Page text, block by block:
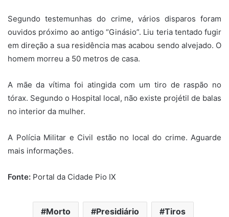
Segundo testemunhas do crime, vários disparos foram
ouvidos próximo ao antigo “Ginásio”. Liu teria tentado fugir
em direção a sua residência mas acabou sendo alvejado. O
homem morreu a 50 metros de casa.
A mãe da vítima foi atingida com um tiro de raspão no
tórax. Segundo o Hospital local, não existe projétil de balas
no interior da mulher.
A Polícia Militar e Civil estão no local do crime. Aguarde
mais informações.
Fonte: Portal da Cidade Pio IX
Morto Presidiário Tiros